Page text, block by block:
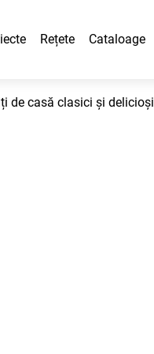
Rețete Cataloage
de casă clasici și delicioși